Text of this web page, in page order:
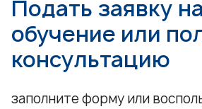
Подать заявку на
обучение или
консультацию
заполните форму или